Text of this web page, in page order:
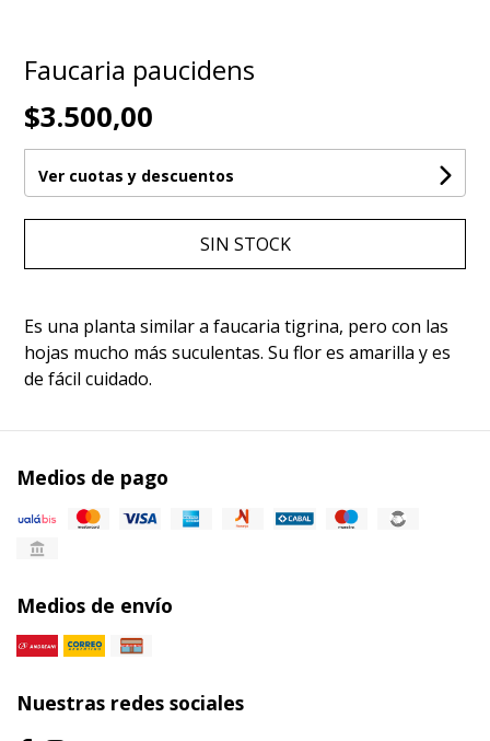
Faucaria paucidens
$3.500,00
Ver cuotas y descuentos
SIN STOCK
Es una planta similar a faucaria tigrina, pero con las
hojas mucho más suculentas. Su flor es amarilla y es
de fácil cuidado.
Medios de pago
Medios de envío
Nuestras redes sociales